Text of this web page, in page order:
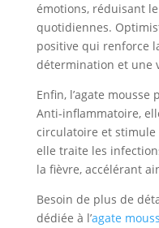
émotions, réduisant
quotidiennes.
positive qui renforce
détermination et une
Enfin, l’agate
Anti-inflammatoire,
circulatoire et
elle traite les
la fièvre, accélérant
Besoin de plus de
dédiée à l’agate